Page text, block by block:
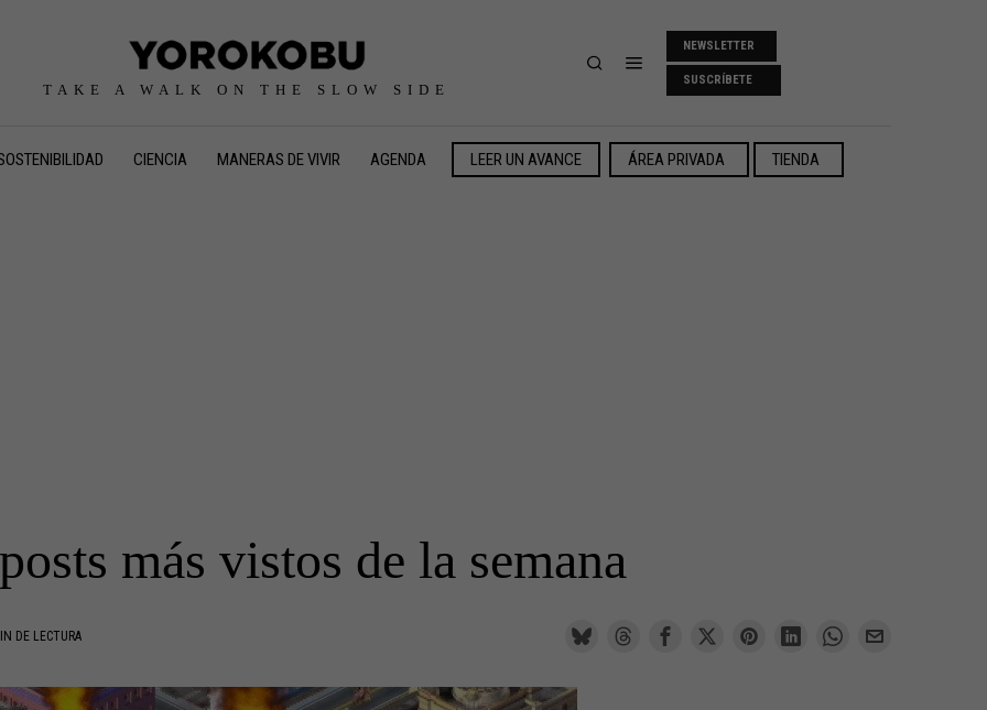
TAKE A WALK ON THE SLOW SIDE
NEWSLETTER
SUSCRÍBETE
CIENCIA MANERAS DE VIVIR AGENDA LEER UN AVANCE ÁREA PRIVADA TIENDA
más vistos de la semana
DE LECTURA